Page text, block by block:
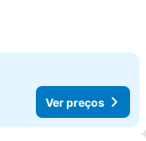
Ver preços